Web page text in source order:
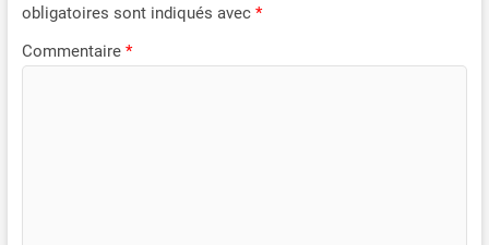
obligatoires sont indiqués avec *
Commentaire *